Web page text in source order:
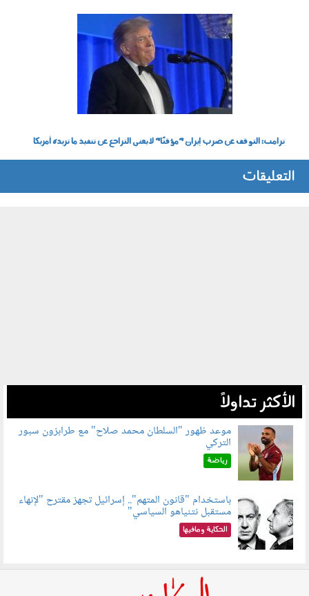
ترامب: التوقف عن ضرب إيران "مؤقتًا" لا يعني التراجع عن تنفيذ ما تريده أمريكا
التعليقات
الأكثر تداولاً
090802.jpg
موعد ظهور "السلطان محمد صلاح" مع طرابزون سبور
التركي
رياضة
090801.jpg
باستخدام "قانون المتهم".. إسرائيل تجهز مقترح "لإنهاء
مستقبل نتنياهو السياسي"
الحكاية ومافيها